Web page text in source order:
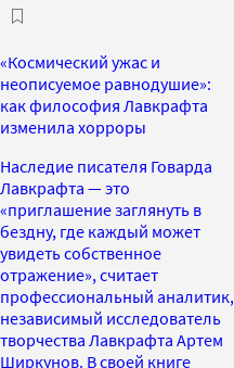
«Космический ужас и
неописуемое равнодушие»:
как философия Лавкрафта
изменила хорроры
Наследие писателя Говарда
Лавкрафта — это
«приглашение заглянуть в
бездну, где каждый может
увидеть собственное
отражение», считает
профессиональный аналитик,
независимый исследователь
творчества Лавкрафта Артем
Ширкунов. В своей книге